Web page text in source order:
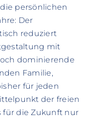
persönlichen
Der
reduziert
mit
dominierende
Familie,
für jeden
der freien
für die Zukunft nur